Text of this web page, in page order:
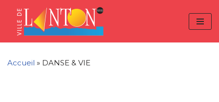
Content
navigation
Aller
Accueil » DANSE & VIE
Panneau de gestion des cookies